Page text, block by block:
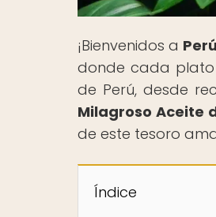
¡Bienvenidos a
donde cada plato
de Perú, desde
Milagroso Aceite
de este tesoro
Índice